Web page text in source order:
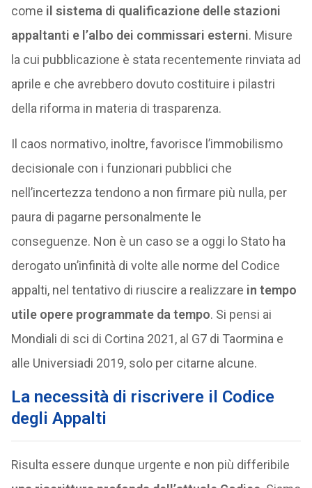
come il sistema di qualificazione delle stazioni
appaltanti e l’albo dei commissari esterni. Misure
la cui pubblicazione è stata recentemente rinviata ad
aprile e che avrebbero dovuto costituire i pilastri
della riforma in materia di trasparenza.
Il caos normativo, inoltre, favorisce l’immobilismo
decisionale con i funzionari pubblici che
nell’incertezza tendono a non firmare più nulla, per
paura di pagarne personalmente le
conseguenze. Non è un caso se a oggi lo Stato ha
derogato un’infinità di volte alle norme del Codice
appalti, nel tentativo di riuscire a realizzare in tempo
utile opere programmate da tempo. Si pensi ai
Mondiali di sci di Cortina 2021, al G7 di Taormina e
alle Universiadi 2019, solo per citarne alcune.
La necessità di riscrivere il Codice
degli Appalti
Risulta essere dunque urgente e non più differibile